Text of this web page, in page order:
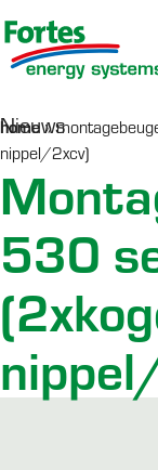
home»
nippel/2xcv)
Nieuws
530